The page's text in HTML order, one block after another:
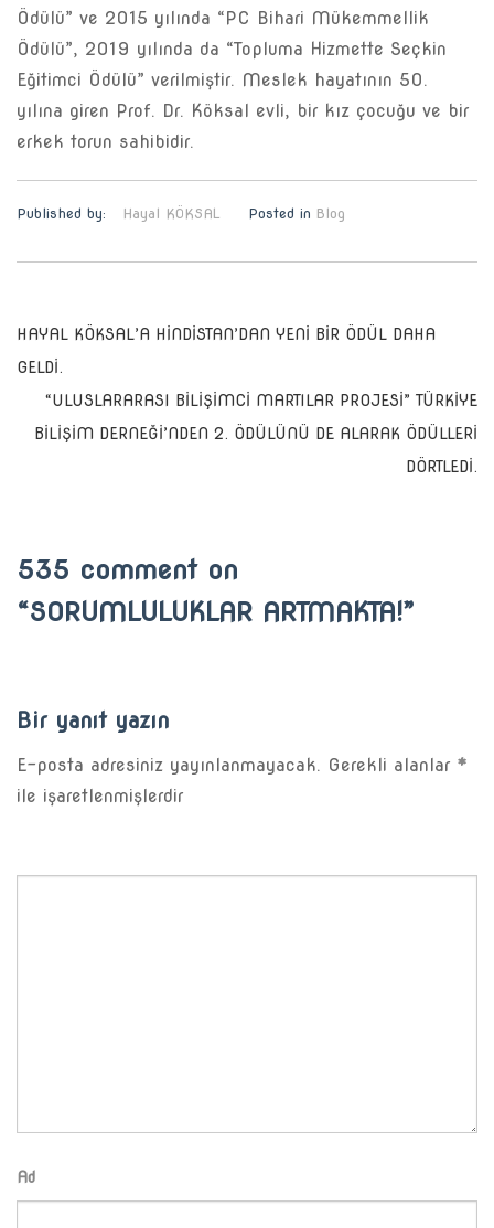
Ödülü” ve 2015 yılında “PC Bihari Mükemmellik
Ödülü”, 2019 yılında da “Topluma Hizmette Seçkin
Eğitimci Ödülü” verilmiştir. Meslek hayatının 50.
yılına giren Prof. Dr. Köksal evli, bir kız çocuğu ve bir
erkek torun sahibidir.
Published by: Hayal KÖKSAL Posted in Blog
Yazı
gezinmesi
HAYAL KÖKSAL’A HİNDİSTAN’DAN YENİ BİR ÖDÜL DAHA
GELDİ.
“ULUSLARARASI BİLİŞİMCİ MARTILAR PROJESİ” TÜRKİYE
BİLİŞİM DERNEĞİ’NDEN 2. ÖDÜLÜNÜ DE ALARAK ÖDÜLLERİ
DÖRTLEDİ.
535 comment on
“SORUMLULUKLAR ARTMAKTA!”
Bir yanıt yazın
E-posta adresiniz yayınlanmayacak. Gerekli alanlar *
ile işaretlenmişlerdir
Ad